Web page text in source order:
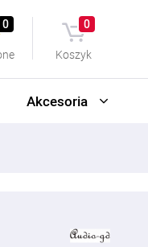
0
Koszyk
0
Akcesoria